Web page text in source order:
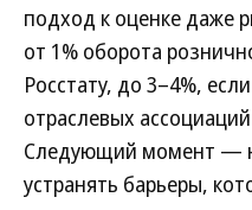
подход к оценке даже
от 1% оборота
Росстату, до 3–4%,
отраслевых
Следующий момент —
устранять барьеры,